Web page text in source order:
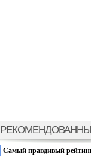
Самый правдивый